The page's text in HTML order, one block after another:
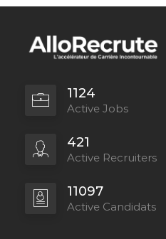
1124
Active Jobs
421
Active Recruiters
11097
Active Candidats